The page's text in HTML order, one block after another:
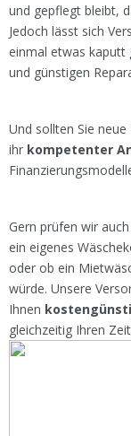
und gepflegt bleibt,
Jedoch lässt sich
einmal etwas kaputt
und günstigen
Und sollten Sie
ihr kompetenter
Gern prüfen wir
ein eigenes
oder ob ein
würde. Unsere
Ihnen
gleichzeitig Ihren